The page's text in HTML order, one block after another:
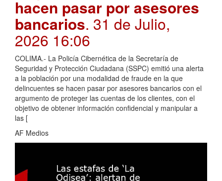
hacen pasar por asesores
bancarios. 31 de Julio,
2026 16:06
COLIMA.- La Policía Cibernética de la Secretaría de
Seguridad y Protección Ciudadana (SSPC) emitió una alerta
a la población por una modalidad de fraude en la que
delincuentes se hacen pasar por asesores bancarios con el
argumento de proteger las cuentas de los clientes, con el
objetivo de obtener información confidencial y manipular a
las [
AF Medios